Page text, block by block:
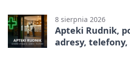
8 sierpnia 2026
Apteki Rudnik,
adresy,